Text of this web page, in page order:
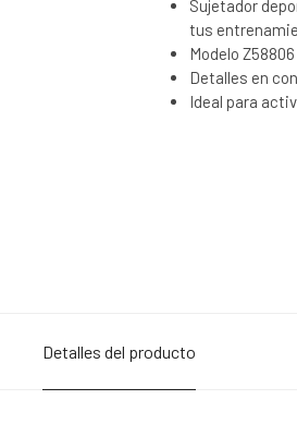
Sujetador
tus
Modelo
Detalles en
Ideal para
Detalles del producto